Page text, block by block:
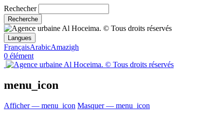
Rechecher
Langues
FrançaisArabicAmazigh
0 élément
menu_icon
Afficher — menu_icon Masquer — menu_icon